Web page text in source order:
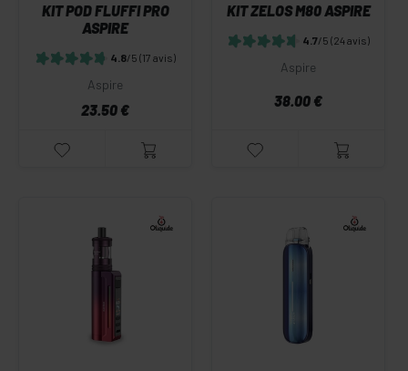
KIT POD FLUFFI PRO
ASPIRE
4.8/5 (17 avis)
Aspire
23.50 €
KIT ZELOS M80 ASPIRE
4.7/5 (24 avis)
Aspire
38.00 €